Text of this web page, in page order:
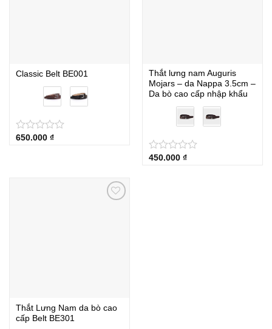
Classic Belt BE001
★
★
★
★
★
650.000 ₫
Thắt lưng nam Auguris
Mojars – da Nappa 3.5cm –
Da bò cao cấp nhập khẩu
★
★
★
★
★
450.000 ₫
Thắt Lưng Nam da bò cao
cấp Belt BE301